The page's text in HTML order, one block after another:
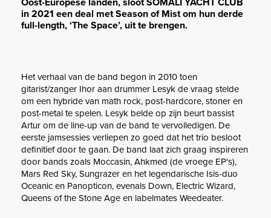
Oost-Europese landen, sloot SOMALI YACHT CLUB
in 2021 een deal met Season of Mist om hun derde
full-length, ‘The Space’, uit te brengen.
Het verhaal van de band begon in 2010 toen
gitarist/zanger Ihor aan drummer Lesyk de vraag stelde
om een ​​hybride van math rock, post-hardcore, stoner en
post-metal te spelen. Lesyk belde op zijn beurt bassist
Artur om de line-up van de band te vervolledigen. De
eerste jamsessies verliepen zo goed dat het trio besloot
definitief door te gaan. De band laat zich graag inspireren
door bands zoals Moccasin, Ahkmed (de vroege EP's),
Mars Red Sky, Sungrazer en het legendarische Isis-duo
Oceanic en Panopticon, evenals Down, Electric Wizard,
Queens of the Stone Age en labelmates Weedeater.